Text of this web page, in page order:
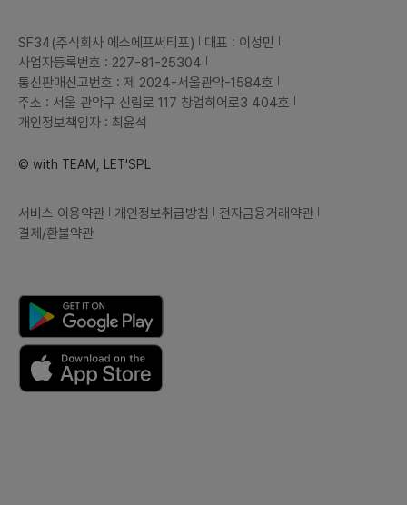
SF34(주식회사 에스에프써티포)
대표 : 이성민
사업자등록번호 : 227-81-25304
통신판매신고번호 : 제 2024-서울관악-1584호
주소 : 서울 관악구 신림로 117 창업히어로3 404호
개인정보책임자 : 최윤석
© with TEAM, LET'SPL
서비스 이용약관 개인정보취급방침
전자금융거래약관
결제/환불약관